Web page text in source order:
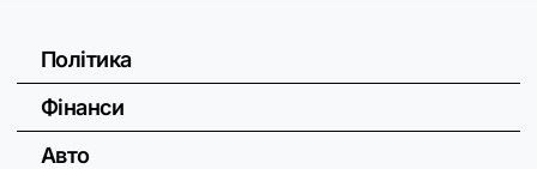
Політика
Фінанси
Авто